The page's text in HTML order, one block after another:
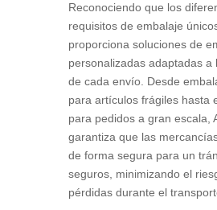
Reconociendo que los
requisitos de embalaje
proporciona soluciones de
personalizadas adaptadas a
de cada envío. Desde
para artículos frágiles hasta
para pedidos a gran escala,
garantiza que las
de forma segura para un
seguros, minimizando el
pérdidas durante el